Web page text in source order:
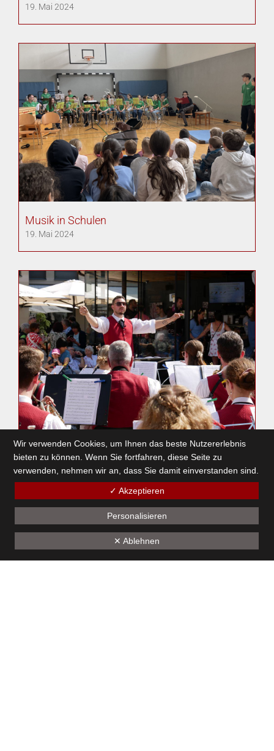
19. Mai 2024
Musik in Schulen
19. Mai 2024
Tag der Blasmusik
5. Mai 2024
1 2 3 4 5 6 7 8 9 10 11
12
13
14 15 16 17 18 19
Unseren Sponsoren - ein herzliches Dankeschön
Wir verwenden Cookies, um Ihnen das beste Nutzererlebnis
bieten zu können. Wenn Sie fortfahren, diese Seite zu
verwenden, nehmen wir an, dass Sie damit einverstanden sind.
✓ Akzeptieren
Personalisieren
✕ Ablehnen